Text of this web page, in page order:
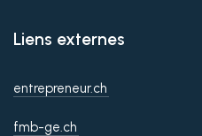
Liens externes
entrepreneur.ch
fmb-ge.ch